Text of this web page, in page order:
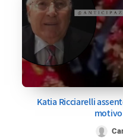
Katia Ricciarelli